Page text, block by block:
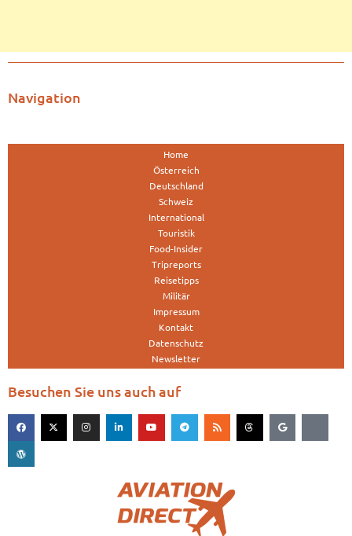
Navigation
Home
Österreich
Deutschland
Schweiz
International
Touristik
Food-Insider
Tripreports
Reisetipps
Militär
Impressum
Kontakt
Datenschutz
Newsletter
Besuchen Sie uns auch auf